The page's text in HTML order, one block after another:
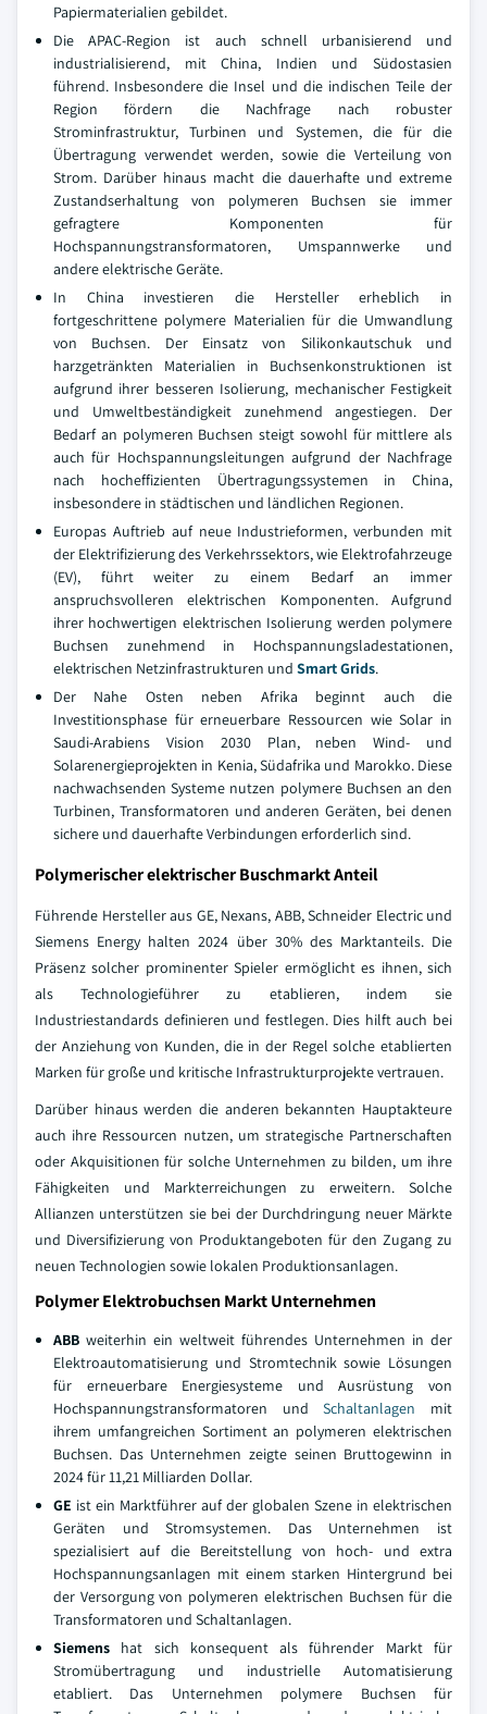
Papiermaterialien gebildet.
Die APAC-Region ist auch schnell urbanisierend und
industrialisierend, mit China, Indien und Südostasien
führend. Insbesondere die Insel und die indischen Teile der
Region fördern die Nachfrage nach robuster
Strominfrastruktur, Turbinen und Systemen, die für die
Übertragung verwendet werden, sowie die Verteilung von
Strom. Darüber hinaus macht die dauerhafte und extreme
Zustandserhaltung von polymeren Buchsen sie immer
gefragtere Komponenten für
Hochspannungstransformatoren, Umspannwerke und
andere elektrische Geräte.
In China investieren die Hersteller erheblich in
fortgeschrittene polymere Materialien für die Umwandlung
von Buchsen. Der Einsatz von Silikonkautschuk und
harzgetränkten Materialien in Buchsenkonstruktionen ist
aufgrund ihrer besseren Isolierung, mechanischer Festigkeit
und Umweltbeständigkeit zunehmend angestiegen. Der
Bedarf an polymeren Buchsen steigt sowohl für mittlere als
auch für Hochspannungsleitungen aufgrund der Nachfrage
nach hocheffizienten Übertragungssystemen in China,
insbesondere in städtischen und ländlichen Regionen.
Europas Auftrieb auf neue Industrieformen, verbunden mit
der Elektrifizierung des Verkehrssektors, wie Elektrofahrzeuge
(EV), führt weiter zu einem Bedarf an immer
anspruchsvolleren elektrischen Komponenten. Aufgrund
ihrer hochwertigen elektrischen Isolierung werden polymere
Buchsen zunehmend in Hochspannungsladestationen,
elektrischen Netzinfrastrukturen und Smart Grids.
Der Nahe Osten neben Afrika beginnt auch die
Investitionsphase für erneuerbare Ressourcen wie Solar in
Saudi-Arabiens Vision 2030 Plan, neben Wind- und
Solarenergieprojekten in Kenia, Südafrika und Marokko. Diese
nachwachsenden Systeme nutzen polymere Buchsen an den
Turbinen, Transformatoren und anderen Geräten, bei denen
sichere und dauerhafte Verbindungen erforderlich sind.
Polymerischer elektrischer Buschmarkt Anteil
Führende Hersteller aus GE, Nexans, ABB, Schneider Electric und
Siemens Energy halten 2024 über 30% des Marktanteils. Die
Präsenz solcher prominenter Spieler ermöglicht es ihnen, sich
als Technologieführer zu etablieren, indem sie
Industriestandards definieren und festlegen. Dies hilft auch bei
der Anziehung von Kunden, die in der Regel solche etablierten
Marken für große und kritische Infrastrukturprojekte vertrauen.
Darüber hinaus werden die anderen bekannten Hauptakteure
auch ihre Ressourcen nutzen, um strategische Partnerschaften
oder Akquisitionen für solche Unternehmen zu bilden, um ihre
Fähigkeiten und Markterreichungen zu erweitern. Solche
Allianzen unterstützen sie bei der Durchdringung neuer Märkte
und Diversifizierung von Produktangeboten für den Zugang zu
neuen Technologien sowie lokalen Produktionsanlagen.
Polymer Elektrobuchsen Markt Unternehmen
ABB weiterhin ein weltweit führendes Unternehmen in der
Elektroautomatisierung und Stromtechnik sowie Lösungen
für erneuerbare Energiesysteme und Ausrüstung von
Hochspannungstransformatoren undSchaltanlagen mit
ihrem umfangreichen Sortiment an polymeren elektrischen
Buchsen. Das Unternehmen zeigte seinen Bruttogewinn in
2024 für 11,21 Milliarden Dollar.
GE ist ein Marktführer auf der globalen Szene in elektrischen
Geräten und Stromsystemen. Das Unternehmen ist
spezialisiert auf die Bereitstellung von hoch- und extra
Hochspannungsanlagen mit einem starken Hintergrund bei
der Versorgung von polymeren elektrischen Buchsen für die
Transformatoren und Schaltanlagen.
Siemens hat sich konsequent als führender Markt für
Stromübertragung und industrielle Automatisierung
etabliert. Das Unternehmen polymere Buchsen für